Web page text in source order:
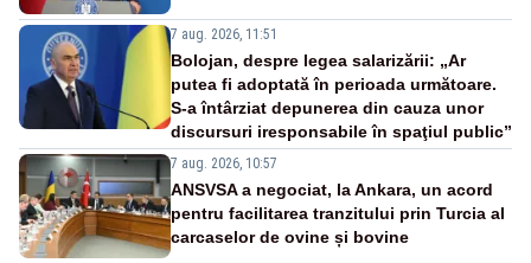
7 aug. 2026, 11:51
Bolojan, despre legea salarizării: „Ar
putea fi adoptată în perioada următoare.
S-a întârziat depunerea din cauza unor
discursuri iresponsabile în spaţiul public”
7 aug. 2026, 10:57
ANSVSA a negociat, la Ankara, un acord
pentru facilitarea tranzitului prin Turcia al
carcaselor de ovine și bovine